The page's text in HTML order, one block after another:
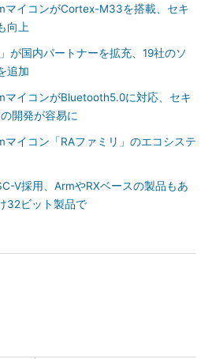
マイコンがCortex-M33を搭載、セキ
向上
」が国内パートナーを拡充、19社のソ
追加
マイコンがBluetooth5.0に対応、セキ
開発が容易に
マイコン「RAファミリ」のエコシステ
V採用、ArmやRXベースの製品もあ
32ビット製品で